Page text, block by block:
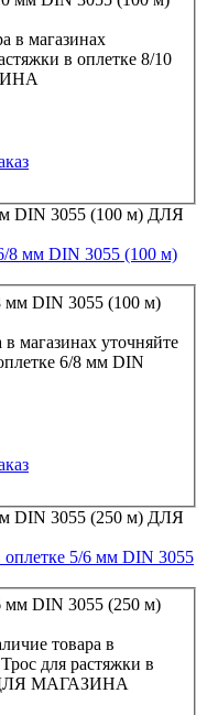
в магазинах
в оплетке 8/10
8 мм DIN 3055 (100 м)
магазинах уточняйте
6/8 мм DIN
оплетке 5/6 мм DIN 3055
товара в
Трос для растяжки в
ДЛЯ МАГАЗИНА